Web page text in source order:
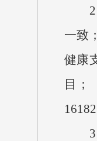
2、
一致
健康
目；
3、